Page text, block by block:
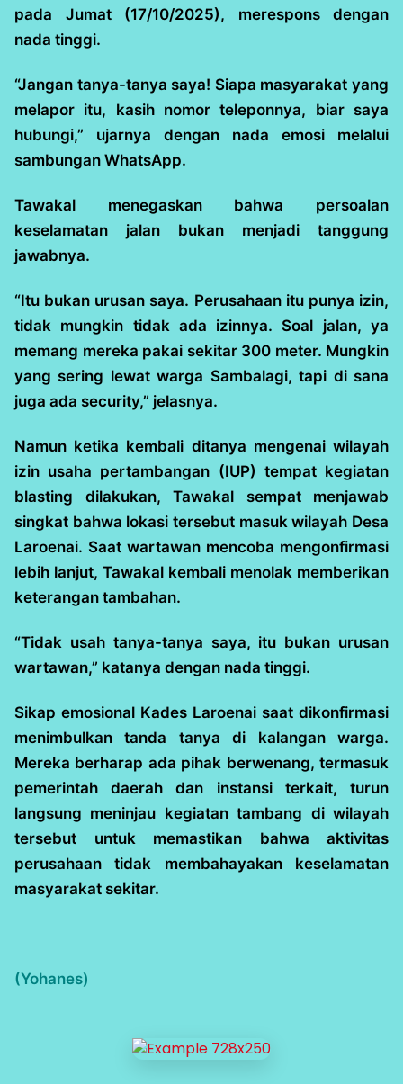
pada Jumat (17/10/2025), merespons dengan
nada tinggi.
“Jangan tanya-tanya saya! Siapa masyarakat yang
melapor itu, kasih nomor teleponnya, biar saya
hubungi,” ujarnya dengan nada emosi melalui
sambungan WhatsApp.
Tawakal menegaskan bahwa persoalan
keselamatan jalan bukan menjadi tanggung
jawabnya.
“Itu bukan urusan saya. Perusahaan itu punya izin,
tidak mungkin tidak ada izinnya. Soal jalan, ya
memang mereka pakai sekitar 300 meter. Mungkin
yang sering lewat warga Sambalagi, tapi di sana
juga ada security,” jelasnya.
Namun ketika kembali ditanya mengenai wilayah
izin usaha pertambangan (IUP) tempat kegiatan
blasting dilakukan, Tawakal sempat menjawab
singkat bahwa lokasi tersebut masuk wilayah Desa
Laroenai. Saat wartawan mencoba mengonfirmasi
lebih lanjut, Tawakal kembali menolak memberikan
keterangan tambahan.
“Tidak usah tanya-tanya saya, itu bukan urusan
wartawan,” katanya dengan nada tinggi.
Sikap emosional Kades Laroenai saat dikonfirmasi
menimbulkan tanda tanya di kalangan warga.
Mereka berharap ada pihak berwenang, termasuk
pemerintah daerah dan instansi terkait, turun
langsung meninjau kegiatan tambang di wilayah
tersebut untuk memastikan bahwa aktivitas
perusahaan tidak membahayakan keselamatan
masyarakat sekitar.
(Yohanes)